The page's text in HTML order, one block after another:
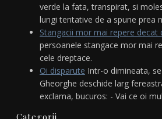
verde la fata, transpirat, si
lungi tentative de a spune prea
Stangacii mor mai repere decat
persoanele stangace mor mai
cele dreptace.
Oi disparute Intr-o dimineata,
Gheorghe deschide larg
exclama, bucuros: - Vai ce oi
Categorii